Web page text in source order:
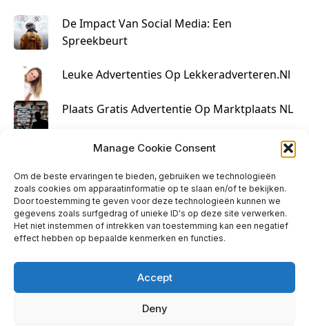
Manage Cookie Consent
Om de beste ervaringen te bieden, gebruiken we technologieën
zoals cookies om apparaatinformatie op te slaan en/of te bekijken.
Door toestemming te geven voor deze technologieën kunnen we
gegevens zoals surfgedrag of unieke ID's op deze site verwerken.
Het niet instemmen of intrekken van toestemming kan een negatief
effect hebben op bepaalde kenmerken en functies.
Accept
Deny
De Impact Van Social Media: Een
Spreekbeurt
Leuke Advertenties Op Lekkeradverteren.nl
Plaats Gratis Advertentie Op Marktplaats NL
Kruisbestuiving Voor Succesvolle Marketing